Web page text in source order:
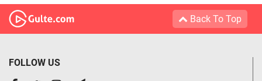
Back To Top
FOLLOW US